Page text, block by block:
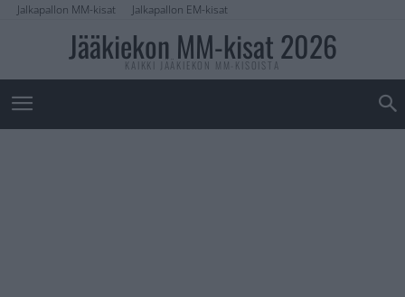
Jalkapallon MM-kisat Jalkapallon EM-kisat
Jääkiekon MM-kisat 2026
KAIKKI JÄÄKIEKON MM-KISOISTA